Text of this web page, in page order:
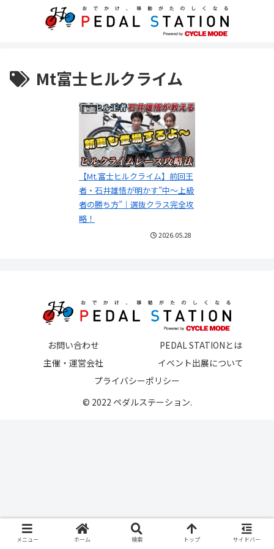
Mt富士ヒルクライム
動画
【Mt.富士ヒルクライム】前回王
者・石井雄悟が明かす”中〜上級
者の勝ち方”｜選抜クラス完全攻
略！
2026.05.28
お問い合わせ
PEDAL STATIONとは
主催・運営会社
イベント出展について
プライバシーポリシー
© 2022 ペダルステーション.
メニュー ホーム 検索 トップ サイドバー